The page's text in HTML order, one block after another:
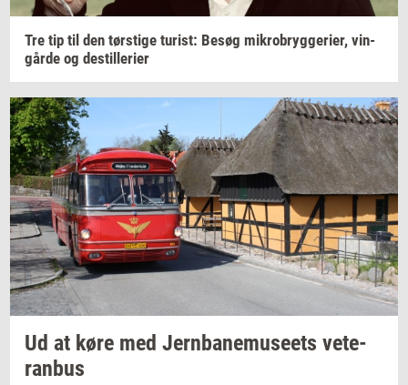
Tre tip til den tørsti­ge turist: Besøg mi­kro­bryg­ge­ri­er, vin­
går­de og destil­le­ri­er
Ud at køre med Jer­n­ba­nemu­se­ets ve­te­
ran­bus